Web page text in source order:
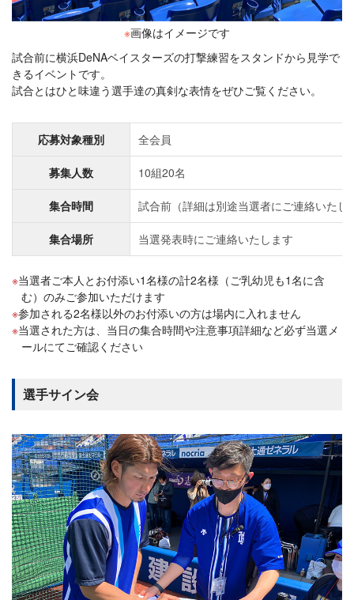
※画像はイメージです
試合前に横浜DeNAベイスターズの打撃練習をスタンドから見学で
きるイベントです。
試合とはひと味違う選手達の真剣な表情をぜひご覧ください。
応募対象種別 全会員
募集人数 10組20名
集合時間 試合前（詳細は別途当選者にご連絡いたし
集合場所 当選発表時にご連絡いたします
当選者ご本人とお付添い1名様の計2名様（ご乳幼児も1名に含
む）のみご参加いただけます
参加される2名様以外のお付添いの方は場内に入れません
当選された方は、当日の集合時間や注意事項詳細など必ず当選メ
ールにてご確認ください
選手サイン会